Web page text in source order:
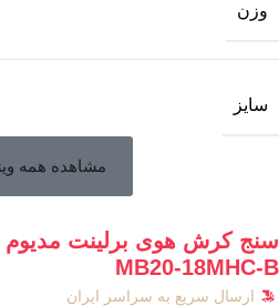
وزن
سایز
مشاهده همه
MB20-18MHC-B
ارسال سریع به سراسر ایران